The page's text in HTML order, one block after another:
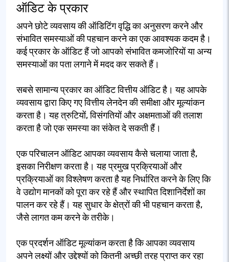
ऑडिट के प्रकार
अपने छोटे व्यवसाय की ऑडिटिंग वृद्धि का अनुसरण करने और
संभावित समस्याओं की पहचान करने का एक आवश्यक कदम है।
कई प्रकार के ऑडिट हैं जो आपको संभावित कमजोरियों या अन्य
समस्याओं का पता लगाने में मदद कर सकते हैं।
सबसे सामान्य प्रकार का ऑडिट वित्तीय ऑडिट है। यह आपके
व्यवसाय द्वारा किए गए वित्तीय लेनदेन की समीक्षा और मूल्यांकन
करता है। यह त्रुटियों, विसंगतियों और अक्षमताओं की तलाश
करता है जो एक समस्या का संकेत दे सकती हैं।
एक परिचालन ऑडिट आपका व्यवसाय कैसे चलाया जाता है,
इसका निरीक्षण करता है। यह प्रमुख प्रक्रियाओं और
प्रक्रियाओं का विश्लेषण करता है यह निर्धारित करने के लिए कि
वे उद्योग मानकों को पूरा कर रहे हैं और स्थापित दिशानिर्देशों का
पालन कर रहे हैं। यह सुधार के क्षेत्रों की भी पहचान करता है,
जैसे लागत कम करने के तरीके।
एक प्रदर्शन ऑडिट मूल्यांकन करता है कि आपका व्यवसाय
अपने लक्ष्यों और उद्देश्यों को कितनी अच्छी तरह प्राप्त कर रहा